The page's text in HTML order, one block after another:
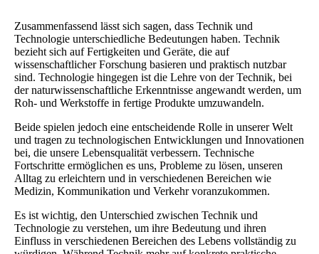
Zusammenfassend lässt sich sagen, dass Technik und
Technologie unterschiedliche Bedeutungen haben. Technik
bezieht sich auf Fertigkeiten und Geräte, die auf
wissenschaftlicher Forschung basieren und praktisch nutzbar
sind. Technologie hingegen ist die Lehre von der Technik, bei
der naturwissenschaftliche Erkenntnisse angewandt werden, um
Roh- und Werkstoffe in fertige Produkte umzuwandeln.
Beide spielen jedoch eine entscheidende Rolle in unserer Welt
und tragen zu technologischen Entwicklungen und Innovationen
bei, die unsere Lebensqualität verbessern. Technische
Fortschritte ermöglichen es uns, Probleme zu lösen, unseren
Alltag zu erleichtern und in verschiedenen Bereichen wie
Medizin, Kommunikation und Verkehr voranzukommen.
Es ist wichtig, den Unterschied zwischen Technik und
Technologie zu verstehen, um ihre Bedeutung und ihren
Einfluss in verschiedenen Bereichen des Lebens vollständig zu